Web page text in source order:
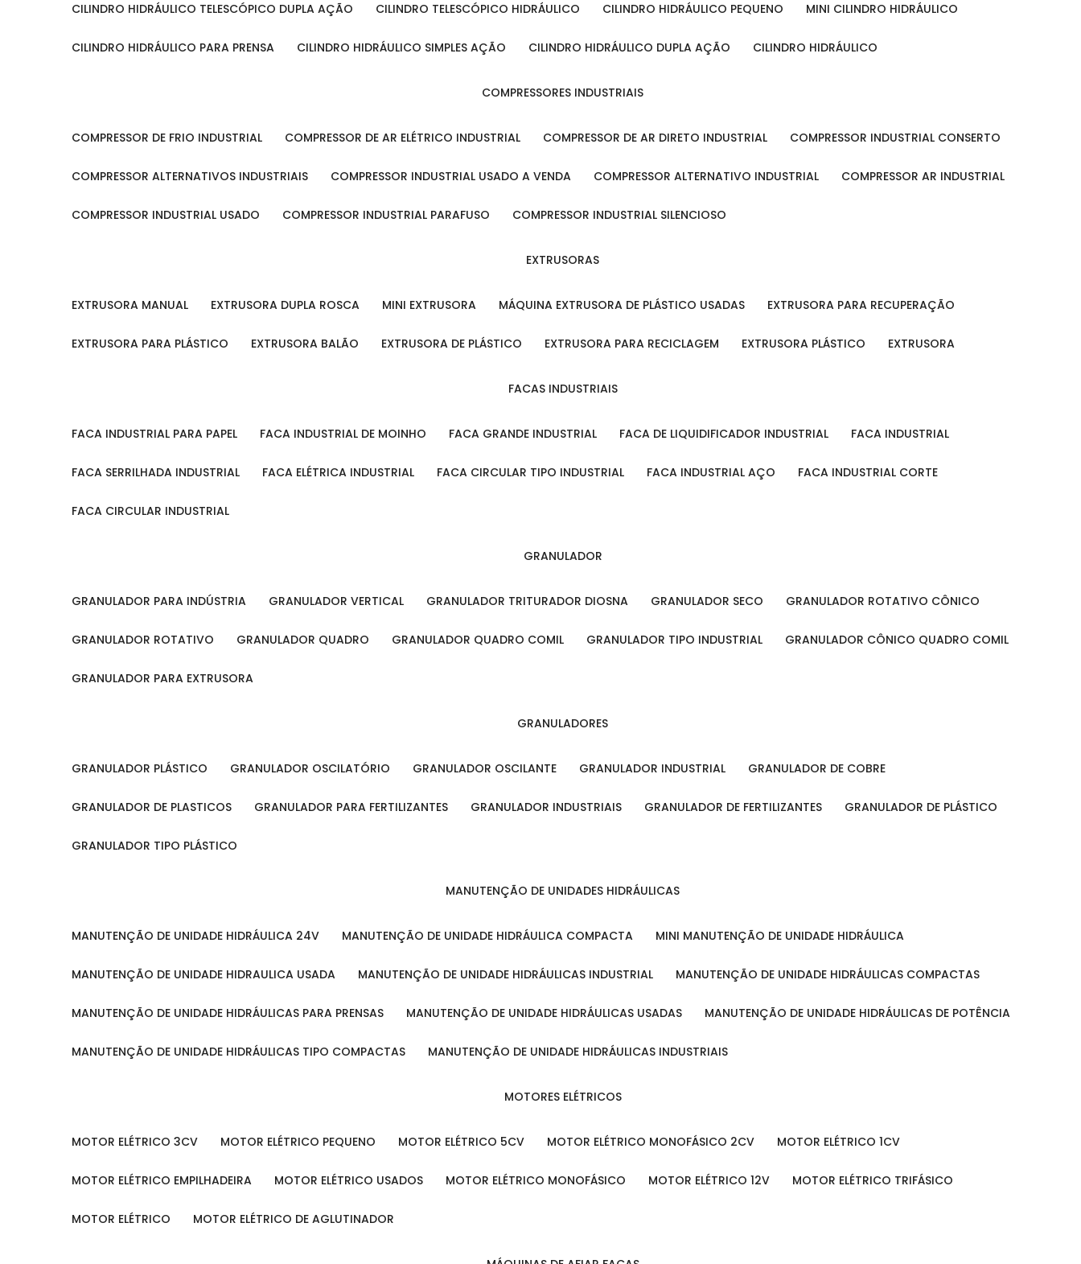
CILINDRO HIDRÁULICO TELESCÓPICO DUPLA AÇÃO CILINDRO TELESCÓPICO HIDRÁULICO CILINDRO HIDRÁULICO PEQUENO MINI CILINDRO HIDRÁULICO
CILINDRO HIDRÁULICO PARA PRENSA CILINDRO HIDRÁULICO SIMPLES AÇÃO CILINDRO HIDRÁULICO DUPLA AÇÃO CILINDRO HIDRÁULICO
COMPRESSORES INDUSTRIAIS
COMPRESSOR DE FRIO INDUSTRIAL COMPRESSOR DE AR ELÉTRICO INDUSTRIAL COMPRESSOR DE AR DIRETO INDUSTRIAL COMPRESSOR INDUSTRIAL CONSERTO
COMPRESSOR ALTERNATIVOS INDUSTRIAIS COMPRESSOR INDUSTRIAL USADO A VENDA COMPRESSOR ALTERNATIVO INDUSTRIAL COMPRESSOR AR INDUSTRIAL
COMPRESSOR INDUSTRIAL USADO COMPRESSOR INDUSTRIAL PARAFUSO COMPRESSOR INDUSTRIAL SILENCIOSO
EXTRUSORAS
EXTRUSORA MANUAL EXTRUSORA DUPLA ROSCA MINI EXTRUSORA MÁQUINA EXTRUSORA DE PLÁSTICO USADAS EXTRUSORA PARA RECUPERAÇÃO
EXTRUSORA PARA PLÁSTICO EXTRUSORA BALÃO EXTRUSORA DE PLÁSTICO EXTRUSORA PARA RECICLAGEM EXTRUSORA PLÁSTICO EXTRUSORA
FACAS INDUSTRIAIS
FACA INDUSTRIAL PARA PAPEL FACA INDUSTRIAL DE MOINHO FACA GRANDE INDUSTRIAL FACA DE LIQUIDIFICADOR INDUSTRIAL FACA INDUSTRIAL
FACA SERRILHADA INDUSTRIAL FACA ELÉTRICA INDUSTRIAL FACA CIRCULAR TIPO INDUSTRIAL FACA INDUSTRIAL AÇO FACA INDUSTRIAL CORTE
FACA CIRCULAR INDUSTRIAL
GRANULADOR
GRANULADOR PARA INDÚSTRIA GRANULADOR VERTICAL GRANULADOR TRITURADOR DIOSNA GRANULADOR SECO GRANULADOR ROTATIVO CÔNICO
GRANULADOR ROTATIVO GRANULADOR QUADRO GRANULADOR QUADRO COMIL GRANULADOR TIPO INDUSTRIAL GRANULADOR CÔNICO QUADRO COMIL
GRANULADOR PARA EXTRUSORA
GRANULADORES
GRANULADOR PLÁSTICO GRANULADOR OSCILATÓRIO GRANULADOR OSCILANTE GRANULADOR INDUSTRIAL GRANULADOR DE COBRE
GRANULADOR DE PLASTICOS GRANULADOR PARA FERTILIZANTES GRANULADOR INDUSTRIAIS GRANULADOR DE FERTILIZANTES GRANULADOR DE PLÁSTICO
GRANULADOR TIPO PLÁSTICO
MANUTENÇÃO DE UNIDADES HIDRÁULICAS
MANUTENÇÃO DE UNIDADE HIDRÁULICA 24V MANUTENÇÃO DE UNIDADE HIDRÁULICA COMPACTA MINI MANUTENÇÃO DE UNIDADE HIDRÁULICA
MANUTENÇÃO DE UNIDADE HIDRAULICA USADA MANUTENÇÃO DE UNIDADE HIDRÁULICAS INDUSTRIAL MANUTENÇÃO DE UNIDADE HIDRÁULICAS COMPACTAS
MANUTENÇÃO DE UNIDADE HIDRÁULICAS PARA PRENSAS MANUTENÇÃO DE UNIDADE HIDRÁULICAS USADAS MANUTENÇÃO DE UNIDADE HIDRÁULICAS DE POTÊNCIA
MANUTENÇÃO DE UNIDADE HIDRÁULICAS TIPO COMPACTAS MANUTENÇÃO DE UNIDADE HIDRÁULICAS INDUSTRIAIS
MOTORES ELÉTRICOS
MOTOR ELÉTRICO 3CV MOTOR ELÉTRICO PEQUENO MOTOR ELÉTRICO 5CV MOTOR ELÉTRICO MONOFÁSICO 2CV MOTOR ELÉTRICO 1CV
MOTOR ELÉTRICO EMPILHADEIRA MOTOR ELÉTRICO USADOS MOTOR ELÉTRICO MONOFÁSICO MOTOR ELÉTRICO 12V MOTOR ELÉTRICO TRIFÁSICO
MOTOR ELÉTRICO MOTOR ELÉTRICO DE AGLUTINADOR